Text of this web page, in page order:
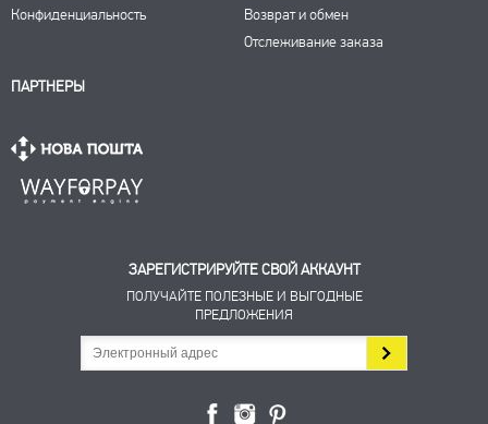
Конфиденциальность
Возврат и обмен
Отслеживание заказа
ПАРТНЕРЫ
ЗАРЕГИСТРИРУЙТЕ СВОЙ АККАУНТ
ПОЛУЧАЙТЕ ПОЛЕЗНЫЕ И ВЫГОДНЫЕ
ПРЕДЛОЖЕНИЯ